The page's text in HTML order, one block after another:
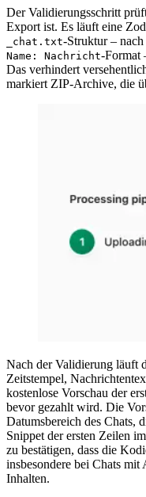
Der Validierungsschritt
Export ist. Es läuft eine
_chat.txt-Struktur –
Name: Nachricht-Format
Das verhindert
markiert ZIP-Archive, die
Nach der Validierung läuft
Zeitstempel,
kostenlose Vorschau der
bevor gezahlt wird. Die
Datumsbereich des Chats,
Snippet der ersten Zeilen
zu bestätigen, dass die
insbesondere bei Chats
Inhalten.